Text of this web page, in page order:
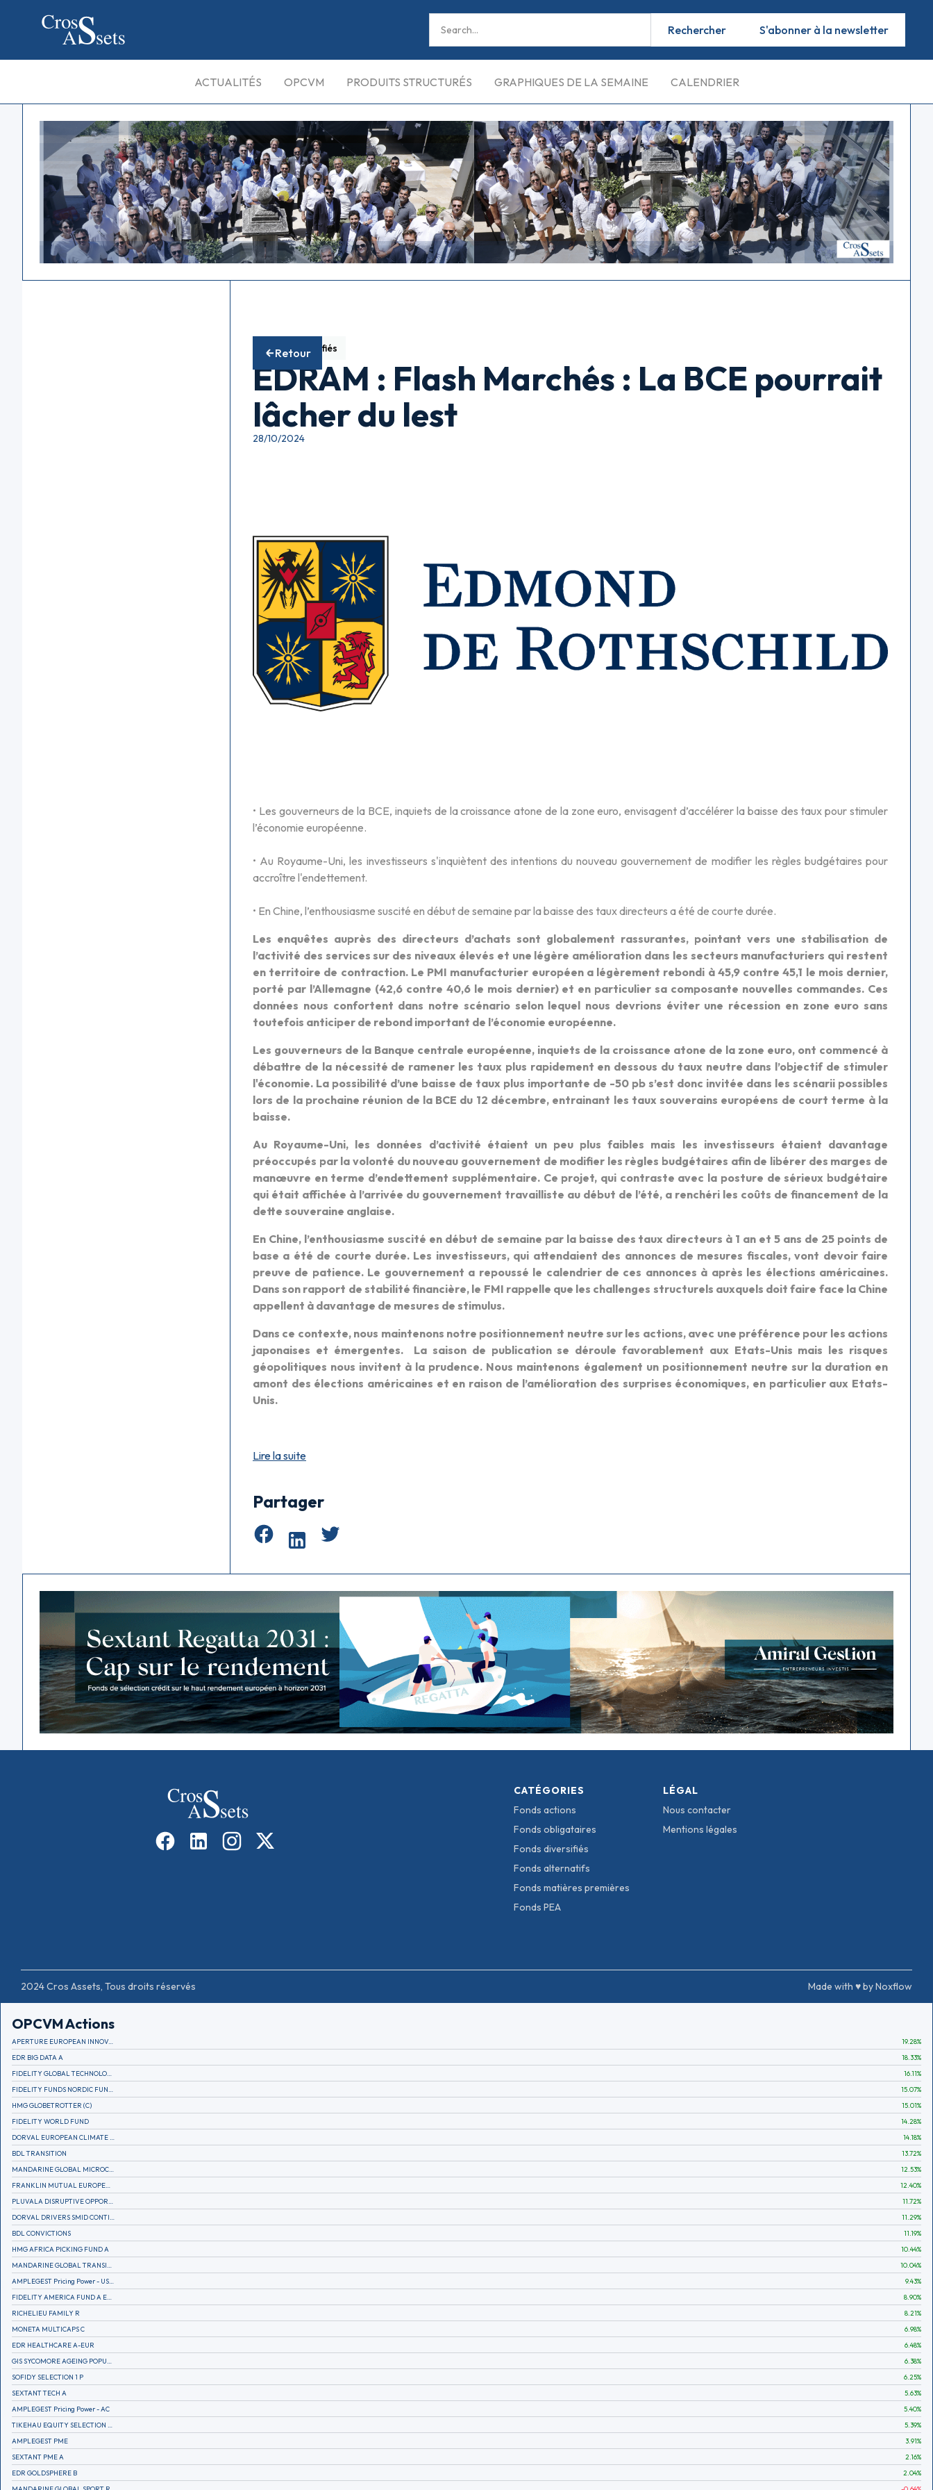
S'abonner à la newsletter
ACTUALITÉS OPCVM PRODUITS STRUCTURÉS GRAPHIQUES DE LA SEMAINE CALENDRIER
Retour
Fonds diversifiés
EDRAM : Flash Marchés : La BCE pourrait
lâcher du lest
28/10/2024
• Les gouverneurs de la BCE, inquiets de la croissance atone de la zone euro, envisagent d’accélérer la baisse des taux pour stimuler
l’économie européenne.
• Au Royaume-Uni, les investisseurs s'inquiètent des intentions du nouveau gouvernement de modifier les règles budgétaires pour
accroître l'endettement.
• En Chine, l’enthousiasme suscité en début de semaine par la baisse des taux directeurs a été de courte durée.
Les enquêtes auprès des directeurs d’achats sont globalement rassurantes, pointant vers une stabilisation de
l’activité des services sur des niveaux élevés et une légère amélioration dans les secteurs manufacturiers qui restent
en territoire de contraction. Le PMI manufacturier européen a légèrement rebondi à 45,9 contre 45,1 le mois dernier,
porté par l’Allemagne (42,6 contre 40,6 le mois dernier) et en particulier sa composante nouvelles commandes. Ces
données nous confortent dans notre scénario selon lequel nous devrions éviter une récession en zone euro sans
toutefois anticiper de rebond important de l’économie européenne.
Les gouverneurs de la Banque centrale européenne, inquiets de la croissance atone de la zone euro, ont commencé à
débattre de la nécessité de ramener les taux plus rapidement en dessous du taux neutre dans l’objectif de stimuler
l'économie. La possibilité d’une baisse de taux plus importante de -50 pb s’est donc invitée dans les scénarii possibles
lors de la prochaine réunion de la BCE du 12 décembre, entrainant les taux souverains européens de court terme à la
baisse.
Au Royaume-Uni, les données d’activité étaient un peu plus faibles mais les investisseurs étaient davantage
préoccupés par la volonté du nouveau gouvernement de modifier les règles budgétaires afin de libérer des marges de
manœuvre en terme d’endettement supplémentaire. Ce projet, qui contraste avec la posture de sérieux budgétaire
qui était affichée à l’arrivée du gouvernement travailliste au début de l’été, a renchéri les coûts de financement de la
dette souveraine anglaise.
En Chine, l’enthousiasme suscité en début de semaine par la baisse des taux directeurs à 1 an et 5 ans de 25 points de
base a été de courte durée. Les investisseurs, qui attendaient des annonces de mesures fiscales, vont devoir faire
preuve de patience. Le gouvernement a repoussé le calendrier de ces annonces à après les élections américaines.
Dans son rapport de stabilité financière, le FMI rappelle que les challenges structurels auxquels doit faire face la Chine
appellent à davantage de mesures de stimulus.
Dans ce contexte, nous maintenons notre positionnement neutre sur les actions, avec une préférence pour les actions
japonaises et émergentes. La saison de publication se déroule favorablement aux Etats-Unis mais les risques
géopolitiques nous invitent à la prudence. Nous maintenons également un positionnement neutre sur la duration en
amont des élections américaines et en raison de l’amélioration des surprises économiques, en particulier aux Etats-
Unis.
Lire la suite
Partager
CATÉGORIES
Fonds actions
Fonds obligataires
Fonds diversifiés
Fonds alternatifs
Fonds matières premières
Fonds PEA
LÉGAL
Nous contacter
Mentions légales
2024 Cros Assets, Tous droits réservés Made with ♥ by Noxflow
OPCVM Actions
APERTURE EUROPEAN INNOVATION 19.28%
EDR BIG DATA A
18.33%
16.11%
15.07%
HMG GLOBETROTTER (C)
15.01%
FIDELITY WORLD FUND
14.28%
14.18%
BDL TRANSITION
13.72%
12.53%
12.40%
11.72%
11.29%
BDL CONVICTIONS
11.19%
HMG AFRICA PICKING FUND A
10.44%
10.04%
9.43%
8.90%
RICHELIEU FAMILY R
8.21%
MONETA MULTICAPS C
6.98%
EDR HEALTHCARE A-EUR
6.48%
6.38%
SOFIDY SELECTION 1 P
6.25%
SEXTANT TECH A
5.63%
AMPLEGEST Pricing Power - AC
5.40%
5.39%
AMPLEGEST PME
3.91%
SEXTANT PME A
2.16%
EDR GOLDSPHERE B
2.04%